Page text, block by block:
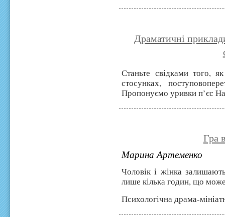
Драматичні
Станьте свідками того,
стосунках,
Пропонуємо уривки п’єс
Гра
Марина Артеменко
Чоловік і жінка
лише кілька годин, що
Психологічна драма-